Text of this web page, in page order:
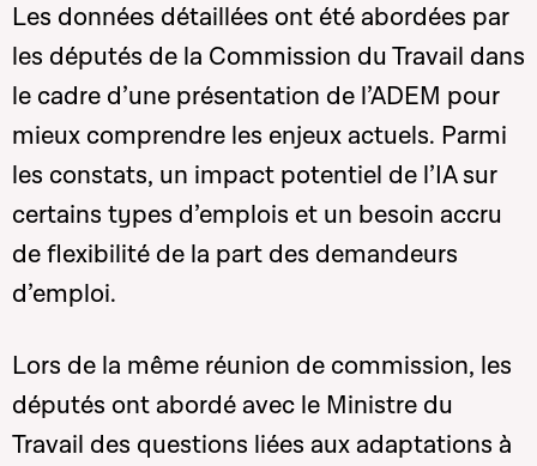
Les données détaillées ont été abordées par
les députés de la Commission du Travail dans
le cadre d’une présentation de l’ADEM pour
mieux comprendre les enjeux actuels. Parmi
les constats, un impact potentiel de l’IA sur
certains types d’emplois et un besoin accru
de flexibilité de la part des demandeurs
d’emploi.
Lors de la même réunion de commission, les
députés ont abordé avec le Ministre du
Travail des questions liées aux adaptations à